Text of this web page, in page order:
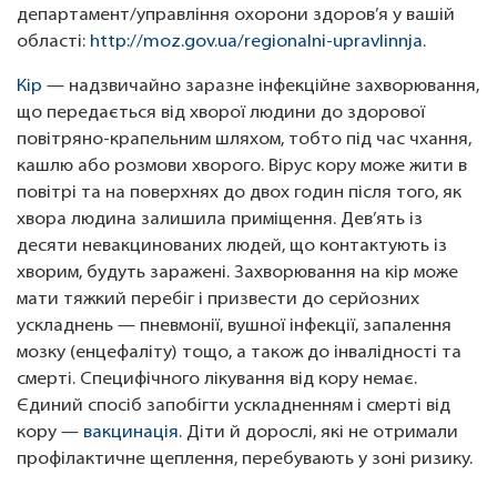
департамент/управління охорони здоров’я у вашій
області: http://moz.gov.ua/regionalni-upravlinnja.
Кір — надзвичайно заразне інфекційне захворювання,
що передається від хворої людини до здорової
повітряно-крапельним шляхом, тобто під час чхання,
кашлю або розмови хворого. Вірус кору може жити в
повітрі та на поверхнях до двох годин після того, як
хвора людина залишила приміщення. Дев’ять із
десяти невакцинованих людей, що контактують із
хворим, будуть заражені. Захворювання на кір може
мати тяжкий перебіг і призвести до серйозних
ускладнень — пневмонії, вушної інфекції, запалення
мозку (енцефаліту) тощо, а також до інвалідності та
смерті. Специфічного лікування від кору немає.
Єдиний спосіб запобігти ускладненням і смерті від
кору — вакцинація. Діти й дорослі, які не отримали
профілактичне щеплення, перебувають у зоні ризику.